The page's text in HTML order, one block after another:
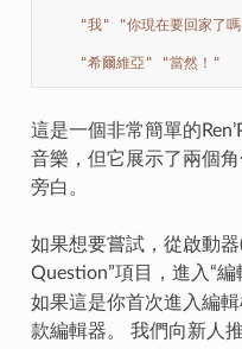
"我" "你現在要回家了
"希爾維亞" "當然！"
這是一個非常簡單的
音樂，但它展示了兩個
旁白。
如果想要嘗試，從啟動
Question”項目，進入“編
如果這是你首次進入編輯
款編輯器。 我們向新人